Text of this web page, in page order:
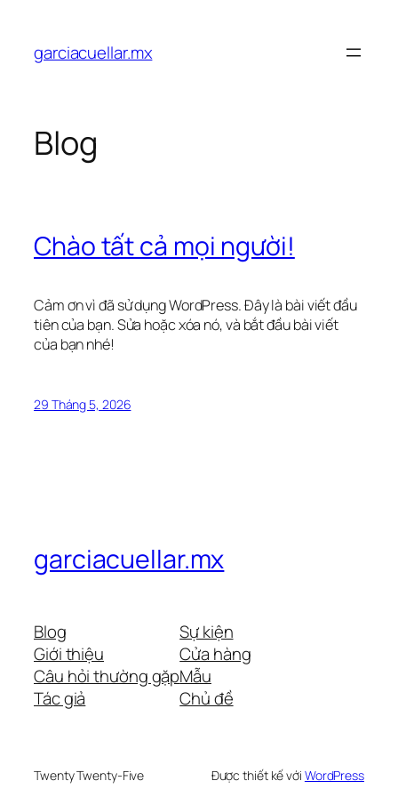
phầngarciacuellar.mx
Blog
Chào tất cả mọi người!
Cảm ơn vì đã sử dụng WordPress. Đây là bài viết đầu
tiên của bạn. Sửa hoặc xóa nó, và bắt đầu bài viết
của bạn nhé!
29 Tháng 5, 2026
garciacuellar.mx
Blog
Giới thiệu
Câu hỏi thường gặp
Tác giả
Sự kiện
Cửa hàng
Mẫu
Chủ đề
Twenty Twenty-Five Được thiết kế với WordPress